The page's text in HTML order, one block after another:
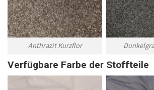
Anthrazit Kurzflor
Verfügbare Farbe der Stoffteile